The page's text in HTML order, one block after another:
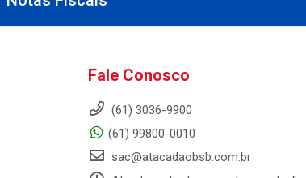
Fale Conosco
(61) 3036-9900
(61) 99800-0010
sac@atacadaobsb.com.br